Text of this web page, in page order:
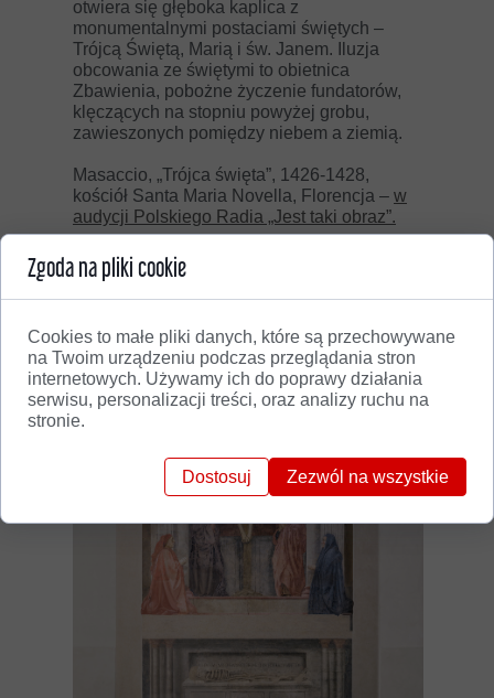
otwiera się głęboka kaplica z
monumentalnymi postaciami świętych –
Trójcą Świętą, Marią i św. Janem. Iluzja
obcowania ze świętymi to obietnica
Zbawienia, pobożne życzenie fundatorów,
klęczących na stopniu powyżej grobu,
zawieszonych pomiędzy niebem a ziemią.
Masaccio, „Trójca święta”, 1426-1428,
kościół Santa Maria Novella, Florencja – w
audycji Polskiego Radia „Jest taki obraz”.
Zgoda na pliki cookie
Cookies to małe pliki danych, które są przechowywane
na Twoim urządzeniu podczas przeglądania stron
internetowych. Używamy ich do poprawy działania
serwisu, personalizacji treści, oraz analizy ruchu na
stronie.
Dostosuj Zezwól na wszystkie